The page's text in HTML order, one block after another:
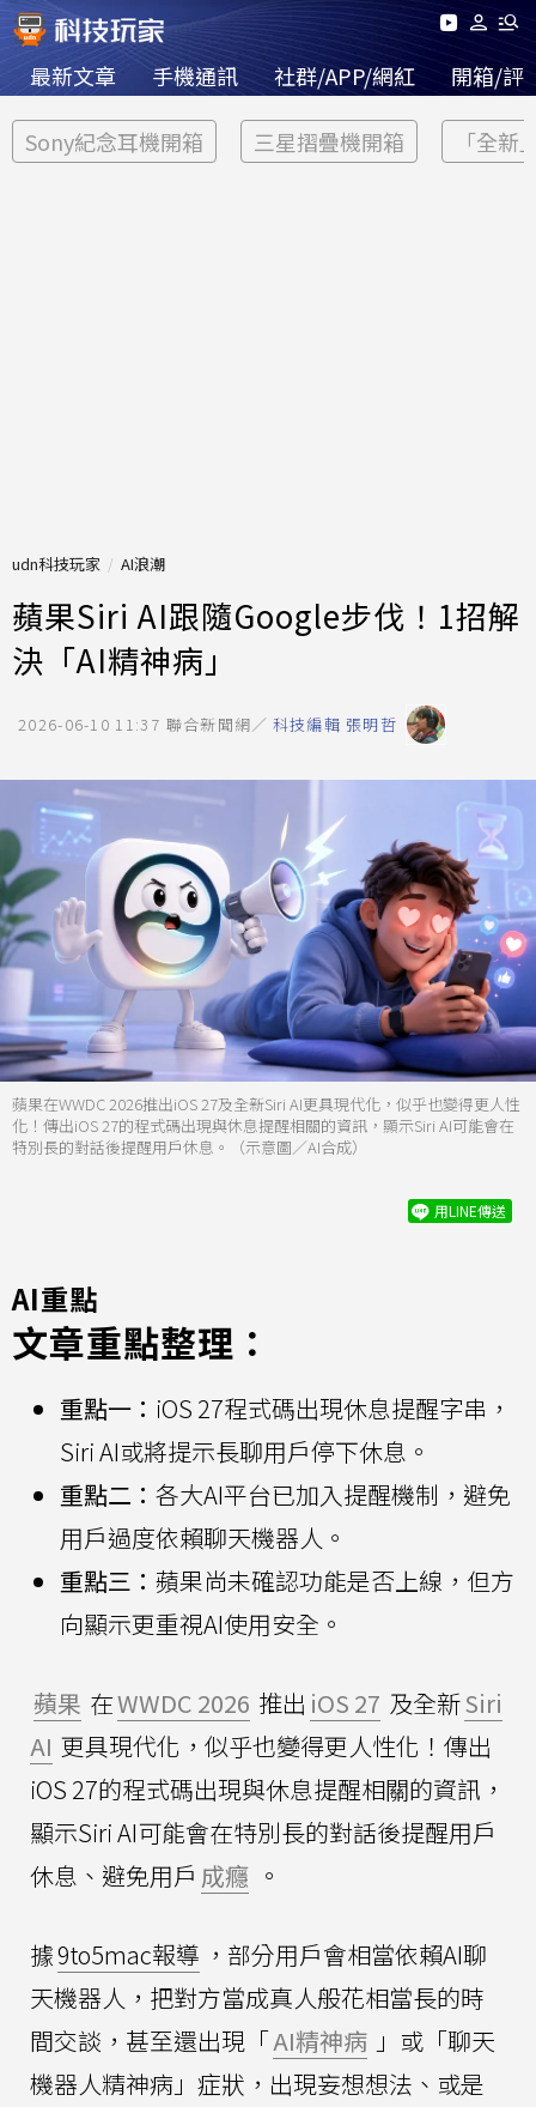
最新文章 手機通訊 社群/APP/網紅 開箱/評
Sony紀念耳機開箱 三星摺疊機開箱 「全新
udn科技玩家 AI浪潮
蘋果Siri AI跟隨Google步伐！1招解
決「AI精神病」
2026-06-10 11:37 聯合新聞網／ 科技編輯 張明哲
蘋果在WWDC 2026推出iOS 27及全新Siri AI更具現代化，似乎也變得更人性
化！傳出iOS 27的程式碼出現與休息提醒相關的資訊，顯示Siri AI可能會在
特別長的對話後提醒用戶休息。（示意圖／AI合成）
用LINE傳送
AI重點
文章重點整理：
重點一： iOS 27程式碼出現休息提醒字串，
Siri AI或將提示長聊用戶停下休息。
重點二： 各大AI平台已加入提醒機制，避免
用戶過度依賴聊天機器人。
重點三： 蘋果尚未確認功能是否上線，但方
向顯示更重視AI使用安全。
蘋果 在WWDC 2026 推出 iOS 27 及全新Siri
AI 更具現代化，似乎也變得更人性化！傳出
iOS 27的程式碼出現與休息提醒相關的資訊，
顯示Siri AI可能會在特別長的對話後提醒用戶
休息、避免用戶 成癮 。
據9to5mac報導 ，部分用戶會相當依賴AI聊
天機器人，把對方當成真人般花相當長的時
間交談，甚至還出現「AI精神病 」或「聊天
機器人精神病」症狀，出現妄想想法、或是